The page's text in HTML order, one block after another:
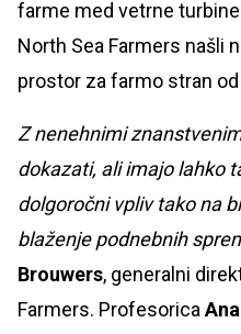
farme med vetrne
North Sea Farmers našli
prostor za farmo stran
Z nenehnimi
dokazati, ali imajo lahko
dolgoročni vpliv tako na
blaženje podnebnih
Brouwers, generalni
Farmers. Profesorica